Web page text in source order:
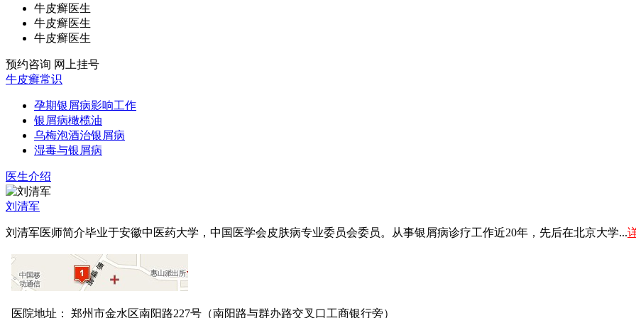
牛皮癣医生
牛皮癣医生
牛皮癣医生
预约咨询 网上挂号
牛皮癣常识
孕期银屑病影响工作
银屑病橄榄油
乌梅泡酒治银屑病
湿毒与银屑病
医生介绍
刘清军
刘清军医师简介毕业于安徽中医药大学，中国医学会皮肤病专业委员会委员。从事银屑病诊疗工作近20年，先后在北京大学...
医院地址： 郑州市金水区南阳路227号（南阳路与群办路交叉口工商银行旁）